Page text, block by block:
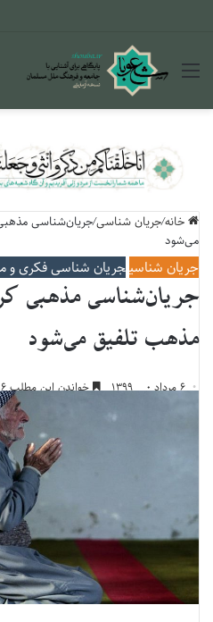
منو
خانه/جریان شناسی/جریان‌شناسی
می‌شود
جریان شناسیجریان شناسی فکری و
جریان‌شناسی مذهبی
مذهب تلفیق می‌شود
۶ مرداد ۱۳۹۹ ۰ خواندن این مطلب ۱۶ دقیقه زمان میبرد